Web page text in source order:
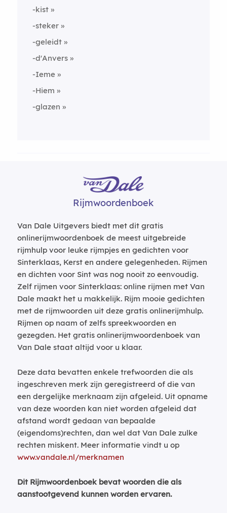
-kist
-steker
-geleidt
-d'Anvers
-Ieme
-Hiem
-glazen
Rijmwoordenboek
Van Dale Uitgevers biedt met dit gratis
onlinerijmwoordenboek de meest uitgebreide
rijmhulp voor leuke rijmpjes en gedichten voor
Sinterklaas, Kerst en andere gelegenheden. Rijmen
en dichten voor Sint was nog nooit zo eenvoudig.
Zelf rijmen voor Sinterklaas: online rijmen met Van
Dale maakt het u makkelijk. Rijm mooie gedichten
met de rijmwoorden uit deze gratis onlinerijmhulp.
Rijmen op naam of zelfs spreekwoorden en
gezegden. Het gratis onlinerijmwoordenboek van
Van Dale staat altijd voor u klaar.
Deze data bevatten enkele trefwoorden die als
ingeschreven merk zijn geregistreerd of die van
een dergelijke merknaam zijn afgeleid. Uit opname
van deze woorden kan niet worden afgeleid dat
afstand wordt gedaan van bepaalde
(eigendoms)rechten, dan wel dat Van Dale zulke
rechten miskent. Meer informatie vindt u op
www.vandale.nl/merknamen
Dit Rijmwoordenboek bevat woorden die als
aanstootgevend kunnen worden ervaren.